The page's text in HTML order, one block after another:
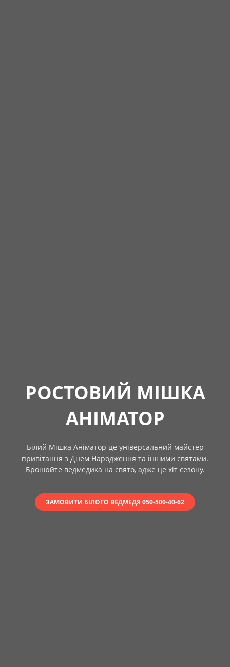
РОСТОВИЙ МІШКА
АНІМАТОР
Білий Мішка Аніматор це універсальний майстер
привітання з Днем Народження та іншими святами.
Бронюйте ведмедика на свято, адже це хіт сезону.
ЗАМОВИТИ БІЛОГО ВЕДМЕДЯ 050-500-40-62